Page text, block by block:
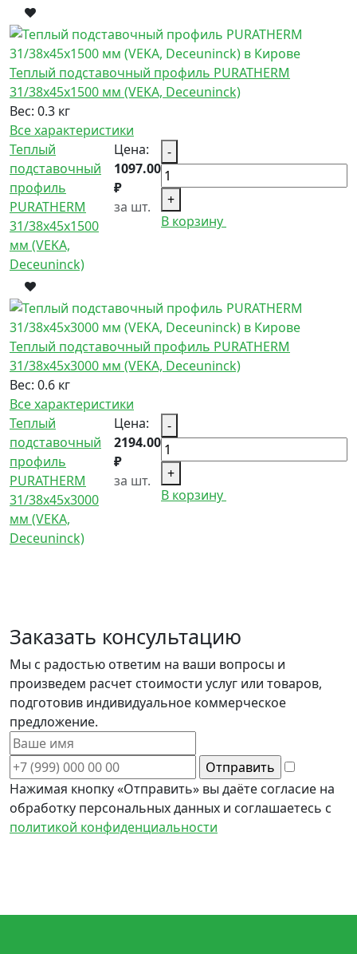
Теплый подставочный профиль PURATHERM
31/38x45x1500 мм (VEKA, Deceuninck)
Вес: 0.3 кг
Все характеристики
Теплый
подставочный
профиль
PURATHERM
31/38x45x1500
мм (VEKA,
Deceuninck)
Цена:
1097.00
₽
за шт.
-
+
В корзину
Теплый подставочный профиль PURATHERM
31/38x45x3000 мм (VEKA, Deceuninck)
Вес: 0.6 кг
Все характеристики
Теплый
подставочный
профиль
PURATHERM
31/38x45x3000
мм (VEKA,
Deceuninck)
Цена:
2194.00
₽
за шт.
-
+
В корзину
Заказать консультацию
Мы с радостью ответим на ваши вопросы и
произведем расчет стоимости услуг или товаров,
подготовив индивидуальное коммерческое
предложение.
Нажимая кнопку «Отправить» вы даёте согласие на
обработку персональных данных и соглашаетесь с
политикой конфиденциальности